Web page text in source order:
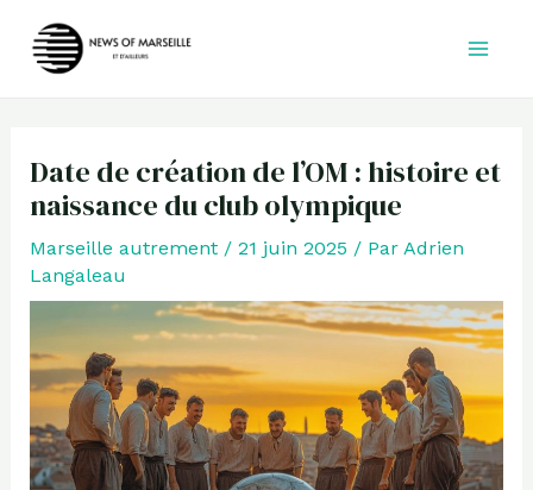
Date de création de l’OM : histoire et
naissance du club olympique
Marseille autrement/ 21 juin 2025 / Par Adrien
Langaleau